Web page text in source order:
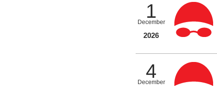
1
December
2026
4
December